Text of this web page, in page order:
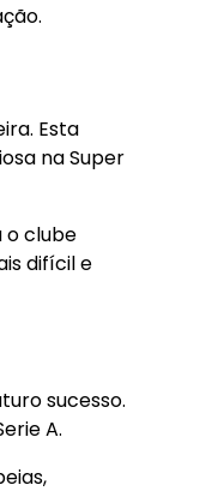
Esta
na Super
o clube
difícil e
sucesso.
A.